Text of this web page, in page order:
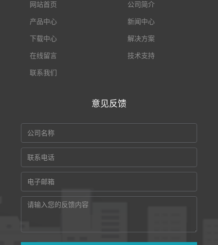
网站首页 公司简介
产品中心 新闻中心
下载中心 解决方案
在线留言 技术支持
联系我们
意见反馈